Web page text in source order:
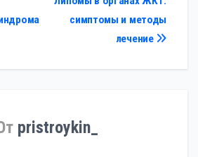
симптомы и методы
лечение
pristroykin_